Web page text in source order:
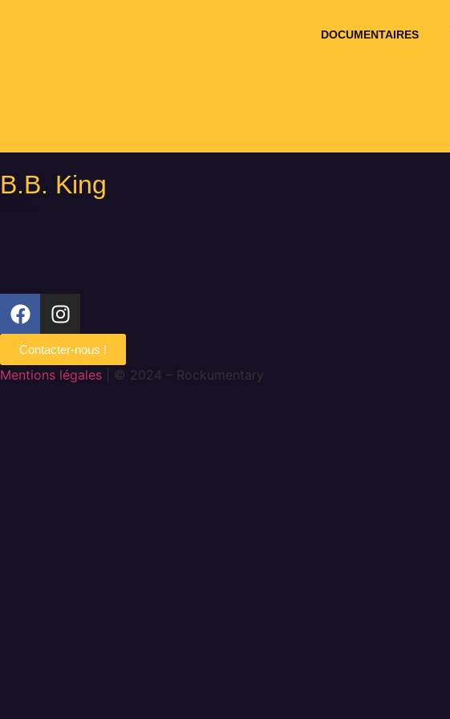
DOCUMENTAIRES
B.B. King
Contacter-nous !
Mentions légales | © 2024 – Rockumentary